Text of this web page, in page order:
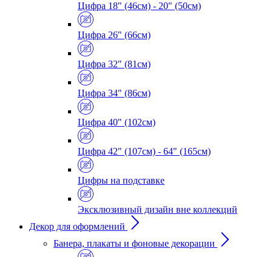
Цифра 18" (46см) - 20" (50см)
Цифра 26" (66см)
Цифра 32" (81см)
Цифра 34" (86см)
Цифра 40" (102см)
Цифра 42" (107см) - 64" (165см)
Цифры на подставке
Эксклюзивный дизайн вне коллекций
Декор для оформлений
Банера, плакаты и фоновые декорации